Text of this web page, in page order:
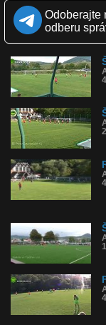
Zverejnené:
Krajina: Slovensko
Páči sa: 100% (2
Obľúbené: 0
Dľžka: 1:38
Kategória: športy
Tagy: skradola,
slovensko
História sledovanosti
Odoberajte
odberu